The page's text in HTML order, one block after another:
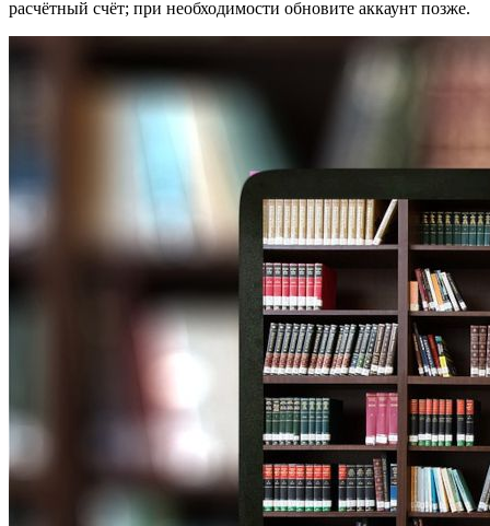
расчётный счёт; при необходимости обновите аккаунт позже.